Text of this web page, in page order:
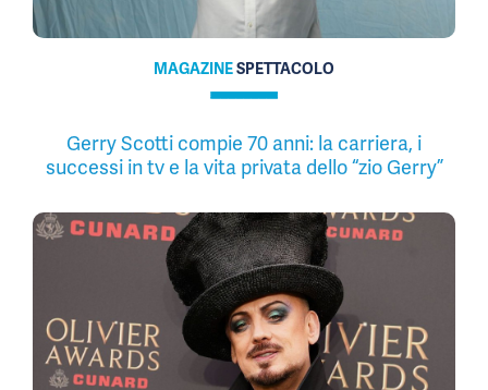
MAGAZINESPETTACOLO
Gerry Scotti compie 70 anni: la carriera, i
successi in tv e la vita privata dello “zio Gerry”